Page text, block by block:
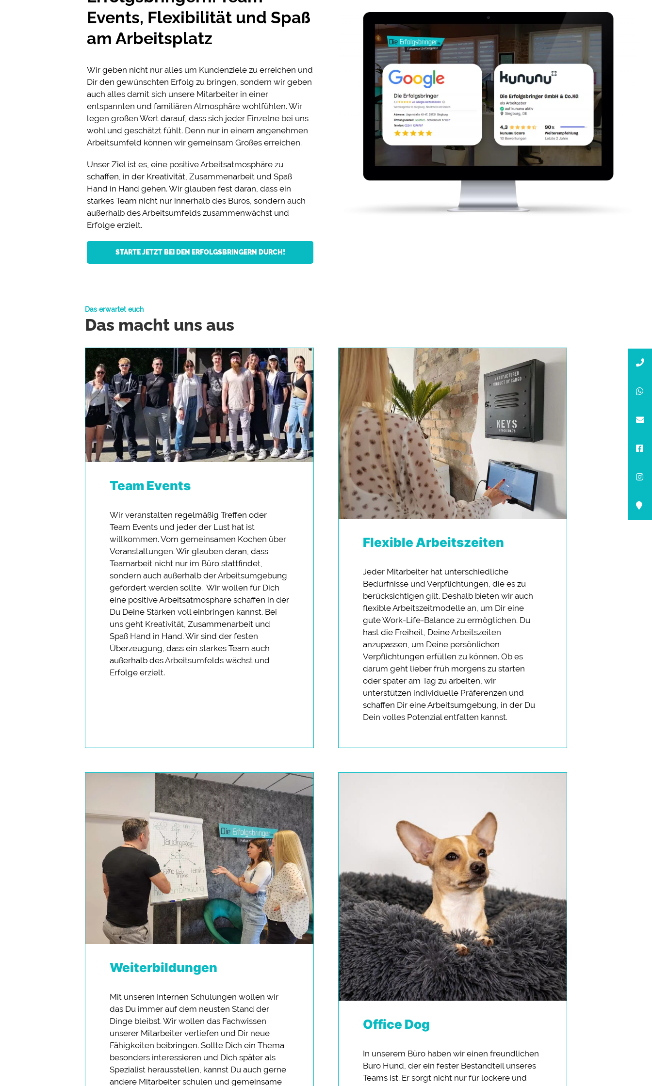
Events, Flexibilität und Spaß
am Arbeitsplatz
Wir geben nicht nur alles um Kundenziele zu erreichen und
Dir den gewünschten Erfolg zu bringen, sondern wir geben
auch alles damit sich unsere Mitarbeiter in einer
entspannten und familiären Atmosphäre wohlfühlen. Wir
legen großen Wert darauf, dass sich jeder Einzelne bei uns
wohl und geschätzt fühlt. Denn nur in einem angenehmen
Arbeitsumfeld können wir gemeinsam Großes erreichen.
Unser Ziel ist es, eine positive Arbeitsatmosphäre zu
schaffen, in der Kreativität, Zusammenarbeit und Spaß
Hand in Hand gehen. Wir glauben fest daran, dass ein
starkes Team nicht nur innerhalb des Büros, sondern auch
außerhalb des Arbeitsumfelds zusammenwächst und
Erfolge erzielt.
STARTE JETZT BEI DEN ERFOLGSBRINGERN DURCH!
Das erwartet euch
Das macht uns aus
Team Events
Wir veranstalten regelmäßig Treffen oder
Team Events und jeder der Lust hat ist
willkommen. Vom gemeinsamen Kochen über
Veranstaltungen. Wir glauben daran, dass
Teamarbeit nicht nur im Büro stattfindet,
sondern auch außerhalb der Arbeitsumgebung
gefördert werden sollte. Wir wollen für Dich
eine positive Arbeitsatmosphäre schaffen in der
Du Deine Stärken voll einbringen kannst. Bei
uns geht Kreativität, Zusammenarbeit und
Spaß Hand in Hand. Wir sind der festen
Überzeugung, dass ein starkes Team auch
außerhalb des Arbeitsumfelds wächst und
Erfolge erzielt.
Flexible Arbeitszeiten
Jeder Mitarbeiter hat unterschiedliche
Bedürfnisse und Verpflichtungen, die es zu
berücksichtigen gilt. Deshalb bieten wir auch
flexible Arbeitszeitmodelle an, um Dir eine
gute Work-Life-Balance zu ermöglichen. Du
hast die Freiheit, Deine Arbeitszeiten
anzupassen, um Deine persönlichen
Verpflichtungen erfüllen zu können. Ob es
darum geht lieber früh morgens zu starten
oder später am Tag zu arbeiten, wir
unterstützen individuelle Präferenzen und
schaffen Dir eine Arbeitsumgebung, in der Du
Dein volles Potenzial entfalten kannst.
Weiterbildungen
Mit unseren Internen Schulungen wollen wir
das Du immer auf dem neusten Stand der
Dinge bleibst. Wir wollen das Fachwissen
unserer Mitarbeiter vertiefen und Dir neue
Fähigkeiten beibringen. Sollte Dich ein Thema
besonders interessieren und Dich später als
Spezialist herausstellen, kannst Du auch gerne
andere Mitarbeiter schulen und gemeinsame
Office Dog
In unserem Büro haben wir einen freundlichen
Büro Hund, der ein fester Bestandteil unseres
Teams ist. Er sorgt nicht nur für lockere und